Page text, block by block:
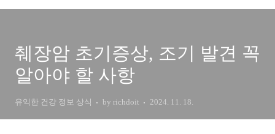
췌장암 초기증상, 조기 발견 꼭
알아야 할 사항
유익한 건강 정보 상식 by richdoit 2024. 11. 18.